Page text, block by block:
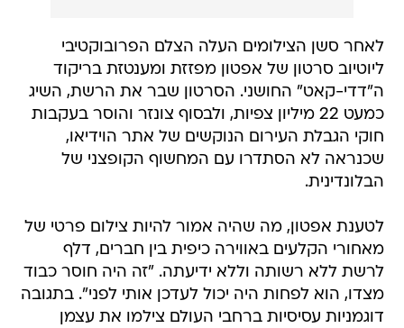
לאחר סשן הצילומים העלה הצלם הפרובוקטיבי
ליוטיוב סרטון של אפטון מפזזת ומענטזת בריקוד
ה"דדי-קאט" החושני. הסרטון שבר את הרשת, השיג
כמעט 22 מיליון צפיות, ולבסוף צונזר והוסר בעקבות
חוקי הגבלת העירום הנוקשים של אתר הוידיאו,
שכנראה לא הסתדרו עם המחשוף הקופצני של
הבלונדינית.
לטענת אפטון, מה שהיה אמור להיות צילום פרטי של
מאחורי הקלעים באווירה כיפית בין חברים, דלף
לרשת ללא רשותה וללא ידיעתה. "זה היה חוסר כבוד
מצדו, הוא לפחות היה יכול לעדכן אותי לפני". בתגובה
דוגמניות עסיסיות ברחבי העולם צילמו את עצמן